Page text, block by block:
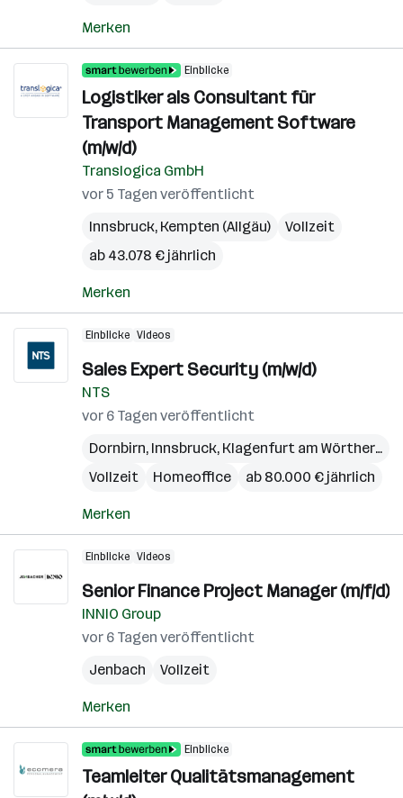
Merken
Einblicke
Logistiker als Consultant für
Transport Management Software
(m/w/d)
Translogica GmbH
vor 5 Tagen veröffentlicht
Innsbruck, Kempten (Allgäu)
Vollzeit
ab 43.078 € jährlich
Merken
Einblicke Videos
Sales Expert Security (m/w/d)
NTS
vor 6 Tagen veröffentlicht
Dornbirn, Innsbruck, Klagenfurt am Wörthersee
Vollzeit
Homeoffice ab 80.000 € jährlich
Merken
Einblicke Videos
Senior Finance Project Manager (m/f/d)
INNIO Group
vor 6 Tagen veröffentlicht
Jenbach
Vollzeit
Merken
Einblicke
Teamleiter Qualitätsmanagement